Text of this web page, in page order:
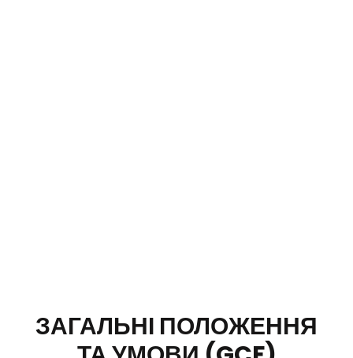
ЗАГАЛЬНІ ПОЛОЖЕННЯ